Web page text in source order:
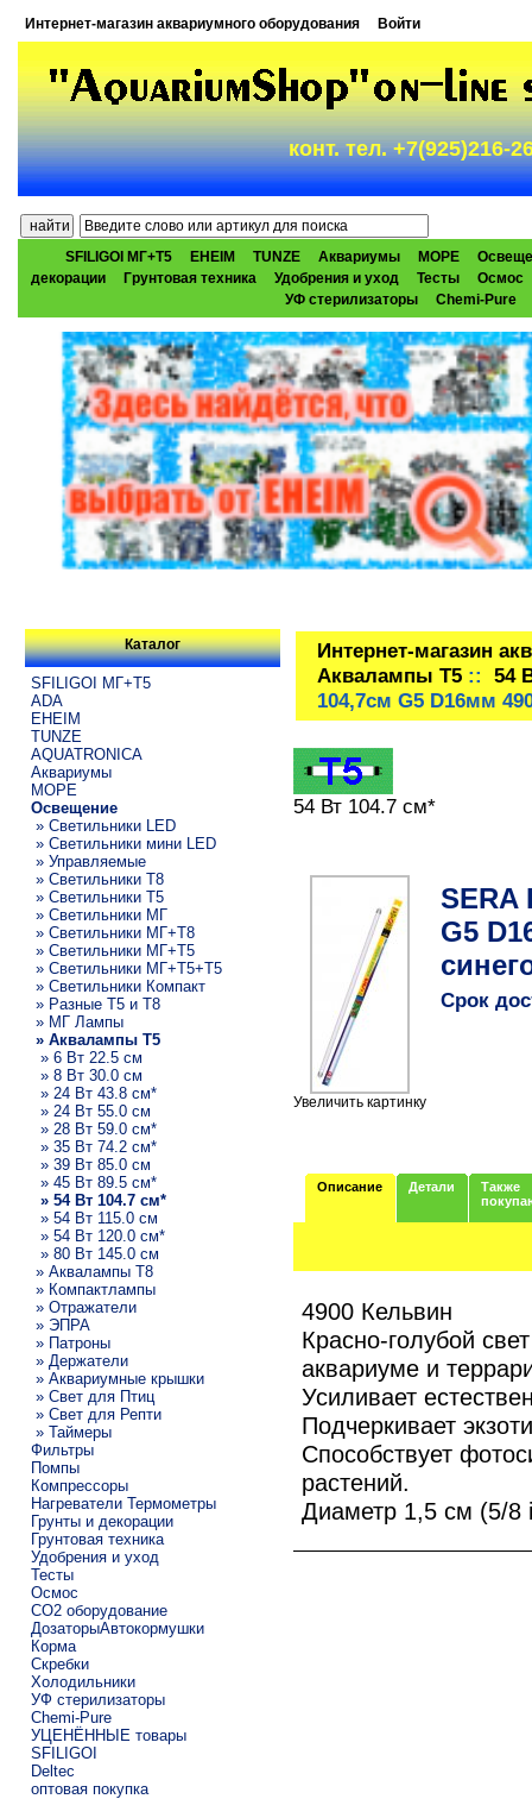
Интернет-магазин аквариумного оборудования Войти
конт. тел. +7(925)216-
SFILIGOI МГ+Т5 EHEIM TUNZE Аквариумы МОРЕ
декорации
Грунтовая техника Удобрения и уход Тесты
Осмос
УФ стерилизаторы
Chemi-Pure
Каталог
SFILIGOI МГ+Т5
ADA
EHEIM
TUNZE
AQUATRONICA
Аквариумы
МОРЕ
Освещение
» Светильники LED
» Светильники мини LED
» Управляемые
» Светильники T8
» Светильники T5
» Светильники МГ
» Светильники МГ+T8
» Светильники МГ+T5
» Светильники МГ+T5+T5
» Светильники Компакт
» Разные T5 и T8
» МГ Лампы
» Аквалампы T5
» 6 Вт 22.5 см
» 8 Вт 30.0 см
» 24 Вт 43.8 см*
» 24 Вт 55.0 см
» 28 Вт 59.0 см*
» 35 Вт 74.2 см*
» 39 Вт 85.0 см
» 45 Вт 89.5 см*
» 54 Вт 104.7 см*
» 54 Вт 115.0 см
» 54 Вт 120.0 см*
» 80 Вт 145.0 см
» Аквалампы T8
» Компактлампы
» Отражатели
» ЭПРА
» Патроны
» Держатели
» Аквариумные крышки
» Свет для Птиц
» Свет для Репти
» Таймеры
Фильтры
Помпы
Компрессоры
Нагреватели Термометры
Грунты и декорации
Грунтовая техника
Удобрения и уход
Тесты
Осмос
CO2 оборудование
ДозаторыАвтокормушки
Корма
Скребки
Холодильники
УФ стерилизаторы
Chemi-Pure
УЦЕНЁННЫЕ товары
SFILIGOI
Deltec
оптовая покупка
Интернет-магазин
Аквалампы T5:: 54
104,7см G5 D16мм
54 Вт 104.7 см*
Увеличить картинку
SERA
G5
Срок
Описание Детали
Также
4900 Кельвин
Красно-голубой
аквариуме и
Усиливает
Подчеркивает
Способствует
растений.
Диаметр 1,5 см (5/8